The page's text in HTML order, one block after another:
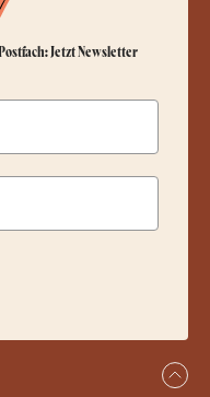
Jetzt Newsletter